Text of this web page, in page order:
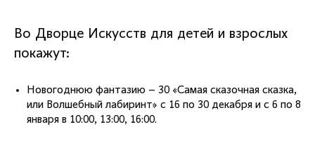
Во Дворце Искусств для детей и взрослых
покажут:
Новогоднюю фантазию – 30 «Самая сказочная сказка,
или Волшебный лабиринт» с 16 по 30 декабря и с 6 по 8
января в 10:00, 13:00, 16:00.